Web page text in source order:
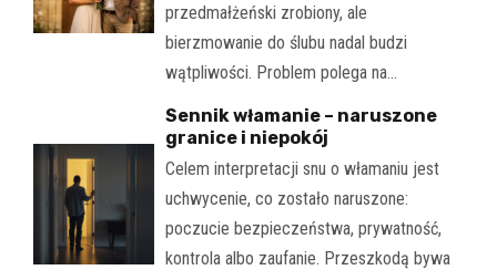
przedmałżeński zrobiony, ale
bierzmowanie do ślubu nadal budzi
wątpliwości. Problem polega na…
Sennik włamanie – naruszone
granice i niepokój
Celem interpretacji snu o włamaniu jest
uchwycenie, co zostało naruszone:
poczucie bezpieczeństwa, prywatność,
kontrola albo zaufanie. Przeszkodą bywa